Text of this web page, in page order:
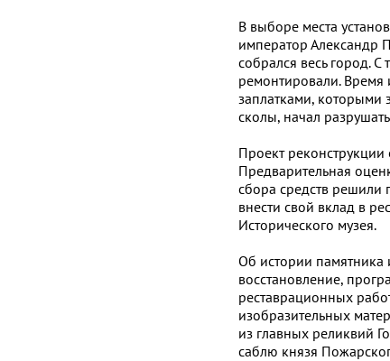
В выборе места
император Александр
собрался весь город.
ремонтировали.
заплатками,
сколы, начал
Проект реконструкции
Предварительная
сбора средств решили
внести свой вклад в
Исторического музея.
Об истории памятника
восстановление,
реставрационных
изобразительных
из главных реликвий
саблю князя